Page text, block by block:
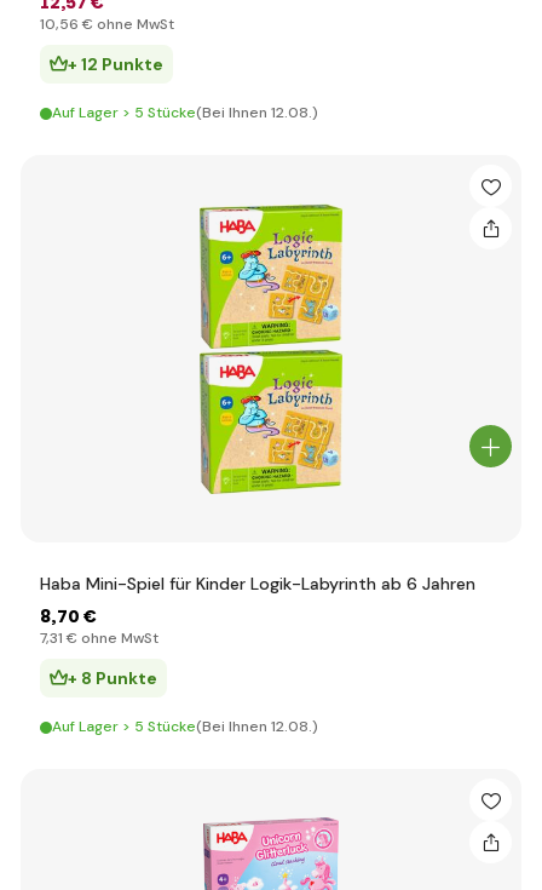
10,56 € ohne MwSt
+ 12 Punkte
Auf Lager > 5 Stücke(Bei Ihnen 12.08.)
Haba Mini-Spiel für Kinder Logik-Labyrinth ab 6 Jahren
8,70 €
7,31 € ohne MwSt
+ 8 Punkte
Auf Lager > 5 Stücke(Bei Ihnen 12.08.)